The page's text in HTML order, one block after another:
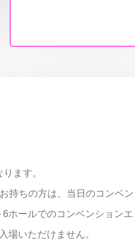
ります。
持ちの方は、当日のコンベ
ホールでのコンベンション
場いただけません。